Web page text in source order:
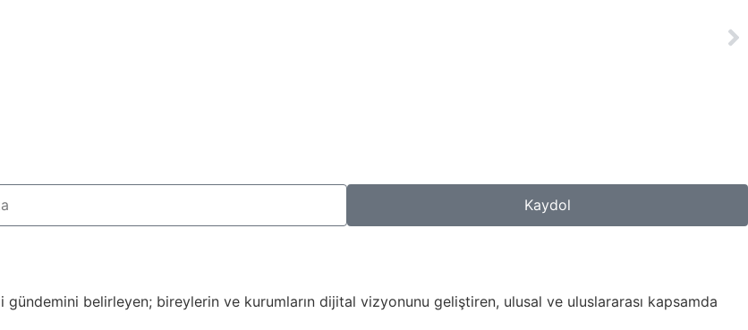
Kaydol
gündemini belirleyen; bireylerin ve kurumların dijital vizyonunu geliştiren, ulusal ve uluslararası kapsamda